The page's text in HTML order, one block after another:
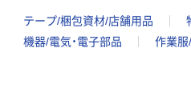
テープ/梱包資材/店舗用品
機器/電気・電子部品
作業